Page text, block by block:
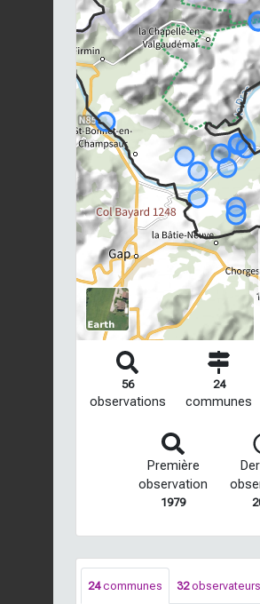
56
observations
24
communes
Première
observation
1979
24communes 32observateurs